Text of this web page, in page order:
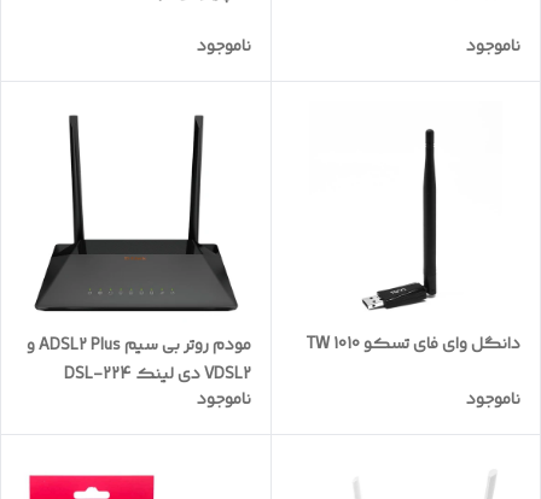
ناموجود ناموجود
دانگل وای فای تسکو TW 1010
ناموجود
مودم روتر بی سیم ADSL2 Plus و
VDSL2 دی لینک DSL-224
ناموجود